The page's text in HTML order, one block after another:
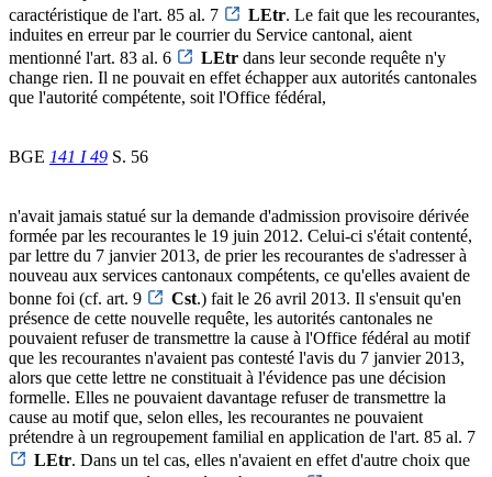
caractéristique de l'art. 85 al. 7
LEtr. Le fait que les recourantes,
induites en erreur par le courrier du Service cantonal, aient
mentionné l'art. 83 al. 6
LEtr dans leur seconde requête n'y
change rien. Il ne pouvait en effet échapper aux autorités cantonales
que l'autorité compétente, soit l'Office fédéral,
BGE 141 I 49 S. 56
n'avait jamais statué sur la demande d'admission provisoire dérivée
formée par les recourantes le 19 juin 2012. Celui-ci s'était contenté,
par lettre du 7 janvier 2013, de prier les recourantes de s'adresser à
nouveau aux services cantonaux compétents, ce qu'elles avaient de
bonne foi (cf. art. 9
Cst.) fait le 26 avril 2013. Il s'ensuit qu'en
présence de cette nouvelle requête, les autorités cantonales ne
pouvaient refuser de transmettre la cause à l'Office fédéral au motif
que les recourantes n'avaient pas contesté l'avis du 7 janvier 2013,
alors que cette lettre ne constituait à l'évidence pas une décision
formelle. Elles ne pouvaient davantage refuser de transmettre la
cause au motif que, selon elles, les recourantes ne pouvaient
prétendre à un regroupement familial en application de l'art. 85 al. 7
LEtr. Dans un tel cas, elles n'avaient en effet d'autre choix que